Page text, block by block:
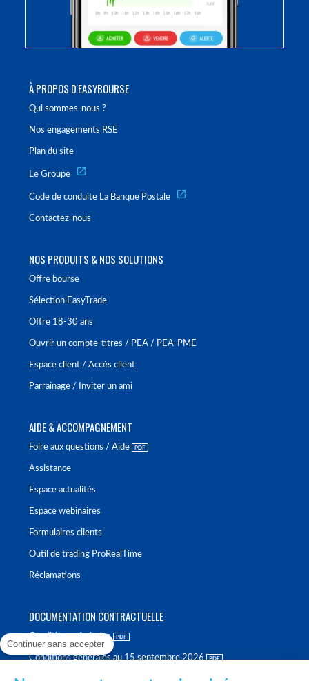
À PROPOS D'EASYBOURSE
Qui sommes-nous ?
Nos engagements RSE
Plan du site
Le Groupe
Code de conduite La Banque Postale
Contactez-nous
NOS PRODUITS & NOS SOLUTIONS
Offre bourse
Sélection EasyTrade
Offre 18-30 ans
Ouvrir un compte-titres / PEA / PEA-PME
Espace client / Accès client
Parrainage / Inviter un ami
AIDE & ACCOMPAGNEMENT
Foire aux questions / Aide
Assistance
Espace actualités
Espace webinaires
Formulaires clients
Outil de trading ProRealTime
Réclamations
DOCUMENTATION CONTRACTUELLE
Conditions générales
Conditions générales au 15 septembre 2026
Continuer sans accepter